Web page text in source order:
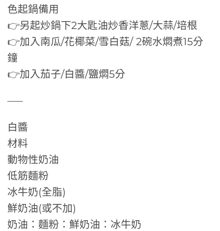
色起鍋備用
👉另起炒鍋下2大匙油炒香洋蔥/大蒜/培根
👉加入南瓜/花椰菜/雪白菇/ 2碗水燜煮15分
鐘
👉加入茄子/白醬/鹽燜5分
—–
白醬
材料
動物性奶油
低筋麵粉
冰牛奶(全脂)
鮮奶油(或不加)
奶油：麵粉：鮮奶油：冰牛奶